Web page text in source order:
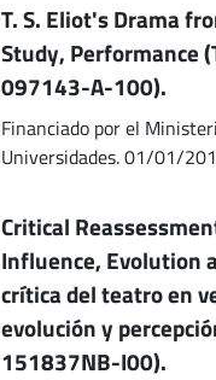
T. S. Eliot's Drama
Study, Performance
097143-A-100).
Financiado por el
Universidades. 01/01/
Critical
Influence, Evolution
crítica del teatro en
evolución y
151837NB-I00).